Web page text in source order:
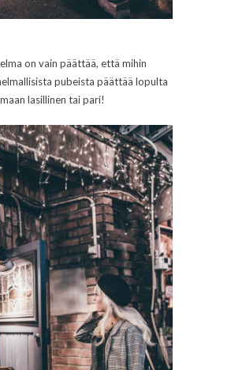
on vain päättää, että mihin
pubeista päättää lopulta
lasillinen tai pari!